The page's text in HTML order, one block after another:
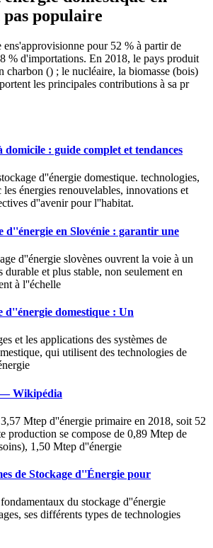
pas populaire
ens'approvisionne pour 52 % à partir de
% d'importations. En 2018, le pays produit
charbon () ; le nucléaire, la biomasse (bois)
les principales contributions à sa pr
domicile : guide complet et tendances
d''énergie domestique. technologies,
énergies renouvelables, innovations et
d''avenir pour l''habitat.
d''énergie en Slovénie : garantir une
d''énergie slovènes ouvrent la voie à un
durable et plus stable, non seulement en
à l''échelle
d''énergie domestique : Un
et les applications des systèmes de
qui utilisent des technologies de
— Wikipédia
Mtep d''énergie primaire en 2018, soit 52
production se compose de 0,89 Mtep de
1,50 Mtep d''énergie
de Stockage d''Énergie pour
du stockage d''énergie
ses différents types de technologies